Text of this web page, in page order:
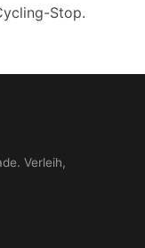
Stop.
Verleih,